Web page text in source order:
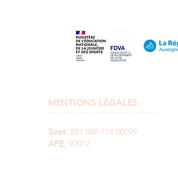
MENTIONS LÉGALES
..................................................
Siret: 881 048 714 00029
APE: 9001Z